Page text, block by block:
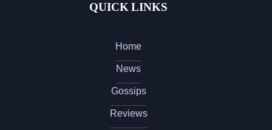
QUICK LINKS
Home
News
Gossips
Reviews